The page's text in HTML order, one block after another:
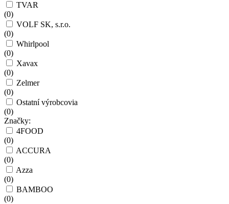
TVAR
(0)
VOLF SK, s.r.o.
(0)
Whirlpool
(0)
Xavax
(0)
Zelmer
(0)
Ostatní výrobcovia
(0)
Značky:
4FOOD
(0)
ACCURA
(0)
Azza
(0)
BAMBOO
(0)